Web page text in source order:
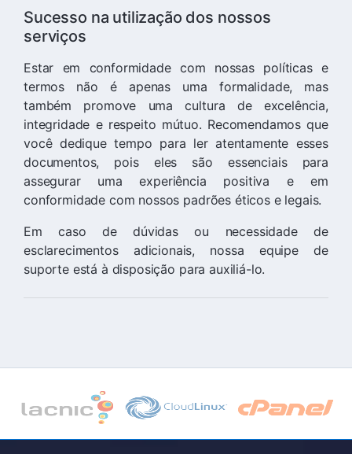
Sucesso na utilização dos nossos
serviços
Estar em conformidade com nossas políticas e
termos não é apenas uma formalidade, mas
também promove uma cultura de excelência,
integridade e respeito mútuo. Recomendamos que
você dedique tempo para ler atentamente esses
documentos, pois eles são essenciais para
assegurar uma experiência positiva e em
conformidade com nossos padrões éticos e legais.
Em caso de dúvidas ou necessidade de
esclarecimentos adicionais, nossa equipe de
suporte está à disposição para auxiliá-lo.